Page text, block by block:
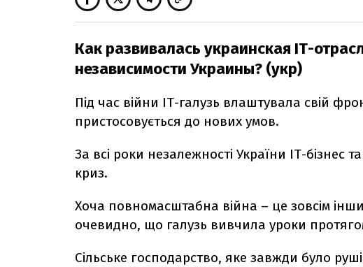
Как развивалась украинская ІТ-
независимости Украины? (укр)
Під час війни ІТ-галузь влаштувала свій
пристосовується до нових умов.
За всі роки незалежності України ІТ-бізнес
криз.
Хоча повномасштабна війна – це зовсім
очевидно, що галузь вивчила уроки
Сільське господарство, яке завжди було